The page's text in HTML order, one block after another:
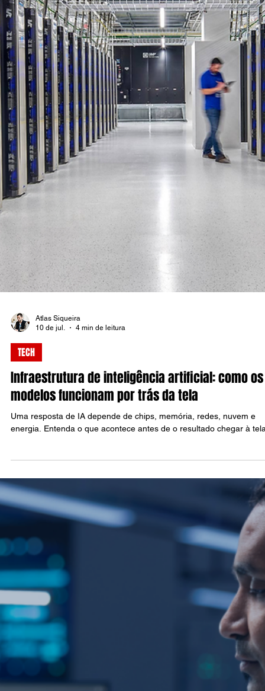
Atlas Siqueira
4 min de leitura
TECH
Infraestrutura de inteligência artificial: como os
modelos funcionam por trás da tela
Uma resposta de IA depende de chips, memória, redes, nuvem e
energia. Entenda o que acontece antes de o resultado chegar à